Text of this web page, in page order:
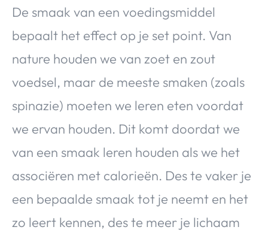
De smaak van een voedingsmiddel
bepaalt het effect op je set point. Van
nature houden we van zoet en zout
voedsel, maar de meeste smaken (zoals
spinazie) moeten we leren eten voordat
we ervan houden. Dit komt doordat we
van een smaak leren houden als we het
associëren met calorieën. Des te vaker je
een bepaalde smaak tot je neemt en het
zo leert kennen, des te meer je lichaam